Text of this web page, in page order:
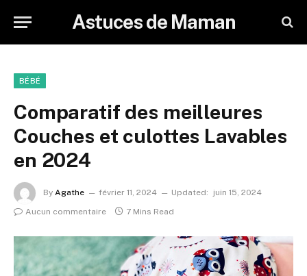
Astuces de Maman
BÉBÉ
Comparatif des meilleures
Couches et culottes Lavables
en 2024
By Agathe février 11, 2024 Updated:
juin 15, 2024
Aucun commentaire
7 Mins Read